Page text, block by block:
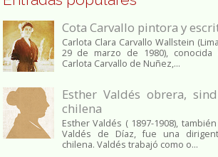
Cota Carvallo pintora y
Carlota Clara Carvallo Wallstein
29 de marzo de 1980), conocida
Carlota Carvallo de Nuñez,...
Esther Valdés obrera,
chilena
Esther Valdés ( 1897-1908),
Valdés de Díaz, fue una
chilena. Valdés trabajó como o...